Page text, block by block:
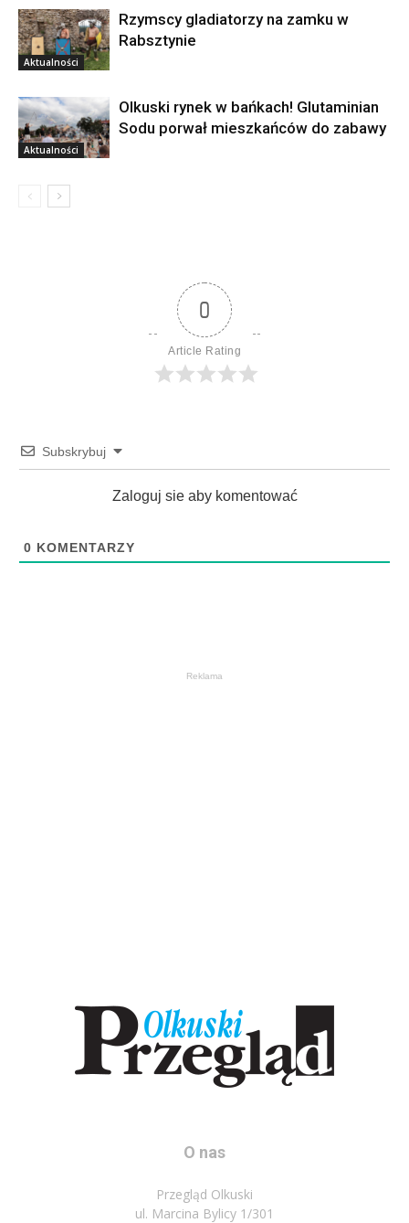
Aktualności
Rzymscy gladiatorzy na zamku w
Rabsztynie
Aktualności
Olkuski rynek w bańkach! Glutaminian
Sodu porwał mieszkańców do zabawy
0
Article Rating
Subskrybuj
Zaloguj sie aby komentować
0 KOMENTARZY
Reklama
O nas
Przegląd Olkuski
ul. Marcina Bylicy 1/301